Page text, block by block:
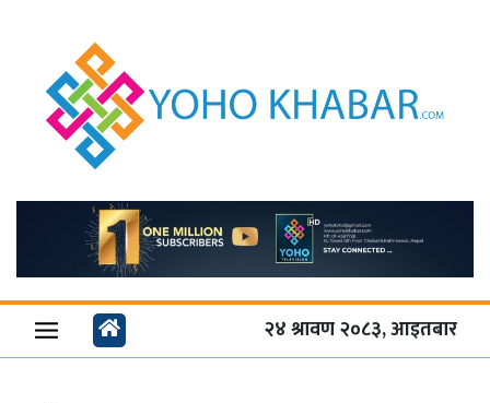
२४ श्रावण २०८३, आइतबार